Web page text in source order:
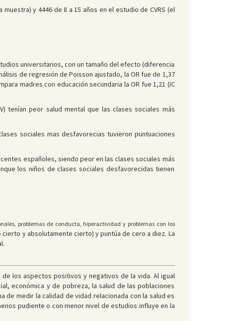
y 4446 de 8 a 15 años en el estudio de CVRS (el
universitarios, con un tamaño del efecto (diferencia
de regresión de Poisson ajustado, la OR fue de 1,37
madres con educación secundaria la OR fue 1,21 (IC
tenían peor salud mental que las clases sociales más
sociales mas desfavorecias tuvieron puntuaciones
españoles, siendo peor en las clases sociales más
los niños de clases sociales desfavorecidas tienen
problemas de conducta, hiperactividad y problemas con los
y absolutamente cierto) y puntúa de cero a diez. La
los aspectos positivos y negativos de la vida. Al igual
económica y de pobreza, la salud de las poblaciones
de medir la calidad de vidad relacionada con la salud es
pudiente o con menor nivel de estudios influye en la